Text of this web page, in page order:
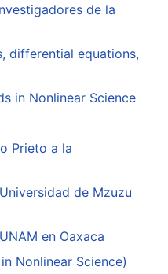
de la
differential equations,
in Nonlinear Science
Prieto a la
de Mzuzu
en Oaxaca
Nonlinear Science)